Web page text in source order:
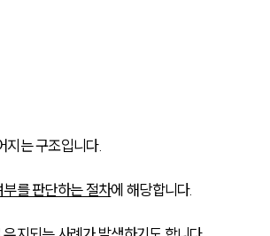
는 구조입니다.
를 판단하는 절차에 해당합니다.